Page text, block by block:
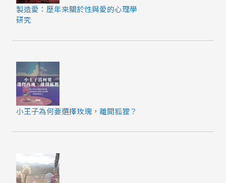
製造愛：歷年來關於性與愛的心理學
研究
小王子為何要選擇玫瑰，離開狐狸？